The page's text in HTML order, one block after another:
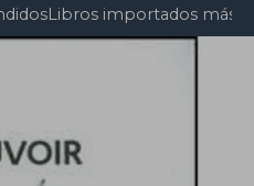
Libros importados más